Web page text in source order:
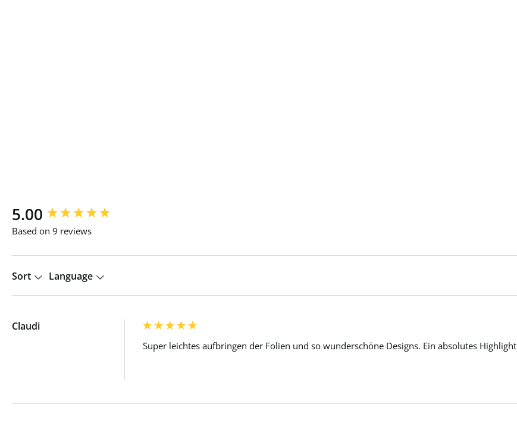
5.00
Based on 9 reviews
Sort Language
Claudi
Super leichtes aufbringen der Folien und so wunderschöne Designs. Ein absolutes
New content loaded